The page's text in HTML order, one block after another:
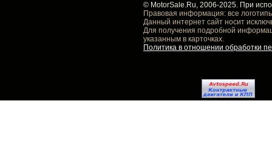
© MotorSale.Ru, 2006-2025. При
Правовая информация: все
Данный интернет сайт носит
Для получения подробной
указанным в карточках.
Политика в отношении обработки